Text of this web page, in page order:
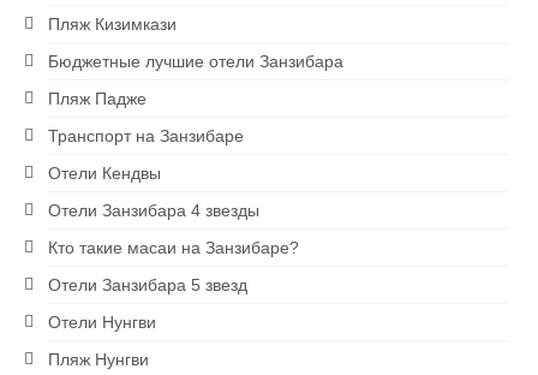
Сапсерфинг на Занзибаре
Снорклинг на Занзибаре
Ферма специй
1 USD = 2400 TZS
Пляж Кизимкази
Бюджетные лучшие отели Занзибара
Пляж Падже
Транспорт на Занзибаре
Отели Кендвы
Отели Занзибара 4 звезды
Кто такие масаи на Занзибаре?
Отели Занзибара 5 звезд
Отели Нунгви
Пляж Нунгви